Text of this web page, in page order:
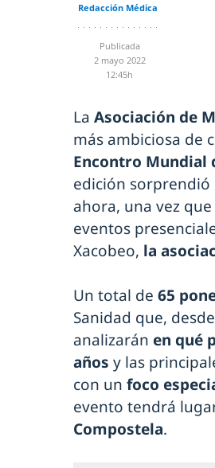
Redacción Médica
Publicada
2 mayo 2022
12:45h
La Asociación de
más ambiciosa de
Encontro Mundial
edición sorprendió
ahora, una vez
eventos
Xacobeo, la
Un total de 65
Sanidad que,
analizarán en qué
años y las
con un foco
evento tendrá
Compostela.